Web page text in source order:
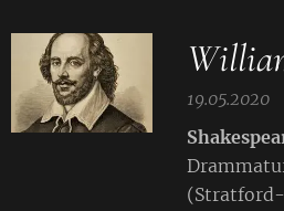
19.05.2020